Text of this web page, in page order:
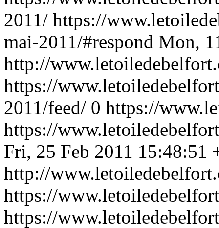
2011/ https://
mai-2011/#respond Mon,
http://
https://
2011/feed/ 0 https://
https://
Fri, 25 Feb 2011 15:48:51
http://
https://
https://